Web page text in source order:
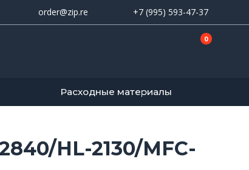
order@zip.re +7 (995) 593-47-37
0
Расходные материалы
HL-2130/MFC-